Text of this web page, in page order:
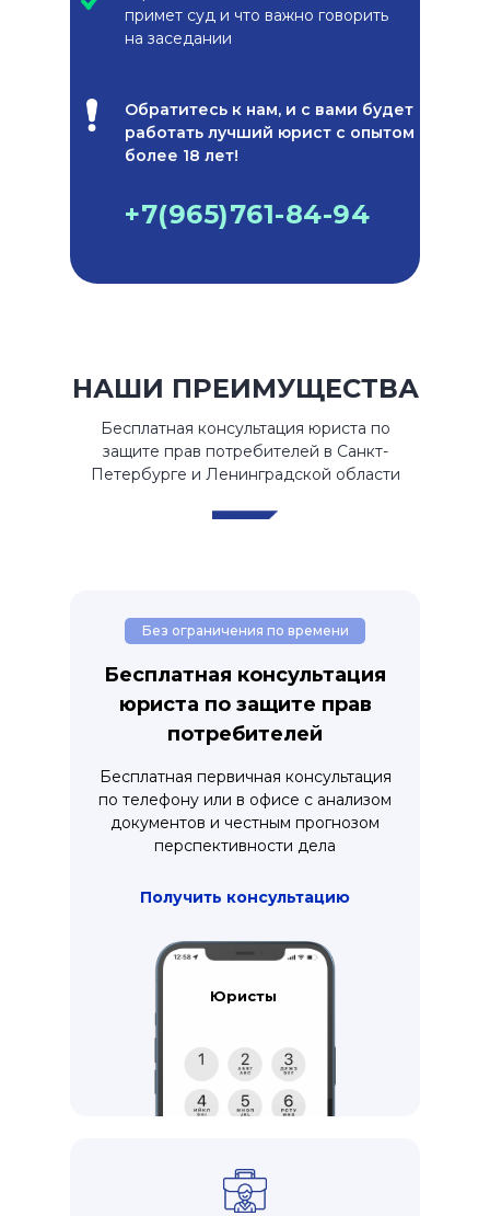
примет суд и что важно говорить
на заседании
Обратитесь к нам, и с вами будет
работать лучший юрист с опытом
более 18 лет!
+7(965)761-84-94
НАШИ ПРЕИМУЩЕСТВА
Бесплатная консультация юриста по
защите прав потребителей в Санкт-
Петербурге и Ленинградской области
Бесплатная консультация
юриста по защите прав
потребителей
Бесплатная первичная консультация
по телефону или в офисе с анализом
документов и честным прогнозом
перспективности дела
Получить консультацию
Без ограничения по времени
Адвокаты